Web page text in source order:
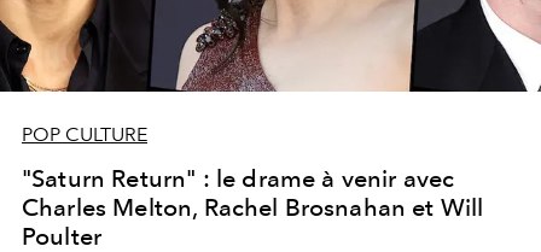
POP CULTURE
"Saturn Return" : le drame à venir avec
Charles Melton, Rachel Brosnahan et Will
Poulter